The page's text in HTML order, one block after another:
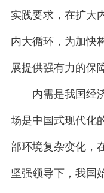
实践要求，在扩大
内大循环，为加快
展提供强有力的保
内需是我国经济
场是中国式现代化
部环境复杂变化，
坚强领导下，我国